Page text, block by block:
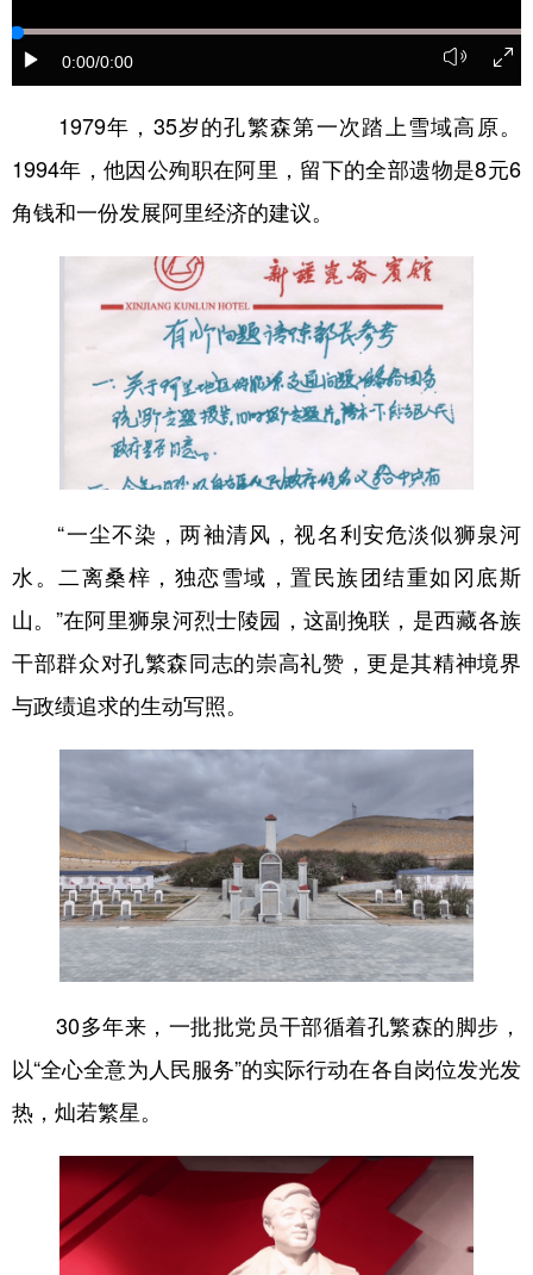
0:00/0:00
1979年，35岁的孔繁森第一次踏上雪域高原。
1994年，他因公殉职在阿里，留下的全部遗物是8元6
角钱和一份发展阿里经济的建议。
“一尘不染，两袖清风，视名利安危淡似狮泉河
水。二离桑梓，独恋雪域，置民族团结重如冈底斯
山。”在阿里狮泉河烈士陵园，这副挽联，是西藏各族
干部群众对孔繁森同志的崇高礼赞，更是其精神境界
与政绩追求的生动写照。
30多年来，一批批党员干部循着孔繁森的脚步，
以“全心全意为人民服务”的实际行动在各自岗位发光发
热，灿若繁星。